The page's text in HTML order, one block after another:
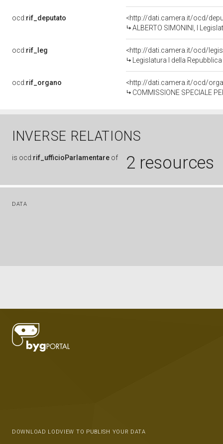
ocd:rif_deputato
<http://dati.camera.it/ocd/
ALBERTO SIMONINI, I
ocd:rif_leg
<http://dati.camera.it/ocd/
Legislatura I della
ocd:rif_organo
<http://dati.camera.it/ocd/
COMMISSIONE SPECIALE PER
INVERSE RELATIONS
is ocd:rif_ufficioParlamentare of 2 resources
DATA
DOWNLOAD LODVIEW TO PUBLISH YOUR DATA